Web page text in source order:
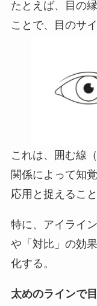
たとえば、目の
ことで、目のサ
これは、囲む線
関係によって知
応用と捉えるこ
特に、アイライ
や「対比」の効
化する。
太めのラインで